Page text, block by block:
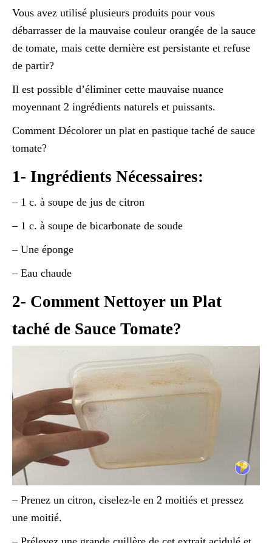
Vous avez utilisé plusieurs produits pour vous
débarrasser de la mauvaise couleur orangée de la sauce
de tomate, mais cette dernière est persistante et refuse
de partir?
Il est possible d’éliminer cette mauvaise nuance
moyennant 2 ingrédients naturels et puissants.
Comment Décolorer un plat en pastique taché de sauce
tomate?
1- Ingrédients Nécessaires:
– 1 c. à soupe de jus de citron
– 1 c. à soupe de bicarbonate de soude
– Une éponge
– Eau chaude
2- Comment Nettoyer un Plat
taché de Sauce Tomate?
– Prenez un citron, ciselez-le en 2 moitiés et pressez
une moitié.